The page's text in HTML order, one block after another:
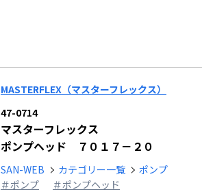
MASTERFLEX（マスターフレックス）
47-0714
マスターフレックス
ポンプヘッド ７０１７－２０
SAN-WEB カテゴリー一覧
ポンプ
＃ポンプ
＃ポンプヘッド